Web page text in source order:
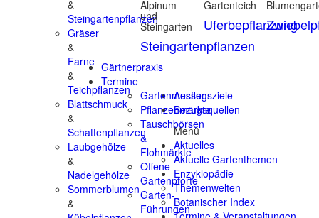
&
Steingartenpflanzen
Gräser
&
Farne
&
Teichpflanzen
Blattschmuck
&
Schattenpflanzen
Laubgehölze
&
Nadelgehölze
Sommerblumen
&
Alpinum
und
Steingarten
Steingartenpflanzen
Gartenteich
Uferbepflanzung
Gärtnerpraxis
Termine
Gartenmessen
Pflanzenmärkte
Tauschbörsen
&
Flohmärkte
Offene
Gartenpforte
Garten-
Führungen
Ausflugsziele
Bezugsquellen
Menü
Aktuelles
Aktuelle Gartenthemen
Enzyklopädie
Themenwelten
Botanischer Index